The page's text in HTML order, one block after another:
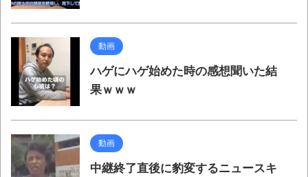
動画
ハゲにハゲ始めた時の感想聞いた結
果ｗｗｗ
動画
中継終了直後に豹変するニュースキ